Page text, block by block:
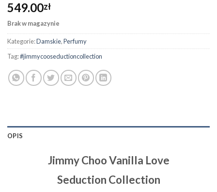
549.00zł
Brak w magazynie
Kategorie:Damskie,Perfumy
Tag:#jimmycooseductioncollection
OPIS
Jimmy Choo Vanilla Love
Seduction Collection